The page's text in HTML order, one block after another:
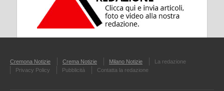
Cremona Notizie Crema Notizie Milano Notizie
La redazione
Privacy Policy
Pubblicità Contatta la redazione